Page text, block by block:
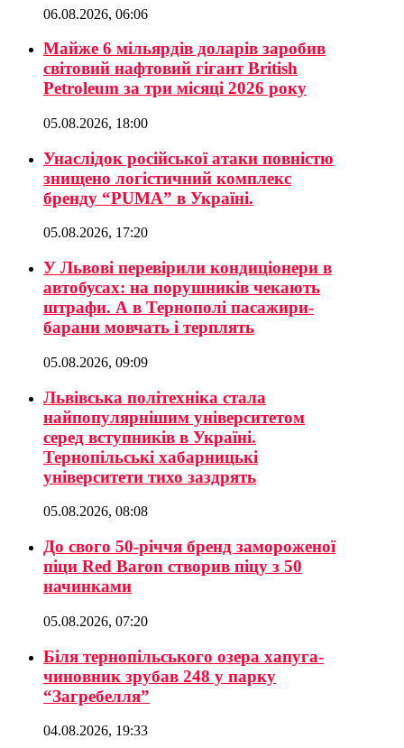
06.08.2026, 06:06
Майже 6 мільярдів доларів заробив
світовий нафтовий гігант British
Petroleum за три місяці 2026 року
05.08.2026, 18:00
Унаслідок російської атаки повністю
знищено логістичний комплекс
бренду “PUMA” в Україні.
05.08.2026, 17:20
У Львові перевірили кондиціонери в
автобусах: на порушників чекають
штрафи. А в Тернополі пасажири-
барани мовчать і терплять
05.08.2026, 09:09
Львівська політехніка стала
найпопулярнішим університетом
серед вступників в Україні.
Тернопільські хабарницькі
університети тихо заздрять
05.08.2026, 08:08
До свого 50-річчя бренд замороженої
піци Red Baron створив піцу з 50
начинками
05.08.2026, 07:20
Біля тернопільського озера хапуга-
чиновник зрубав 248 у парку
“Загребелля”
04.08.2026, 19:33